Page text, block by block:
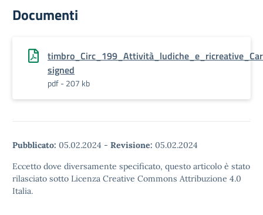
Documenti
signed
pdf - 207 kb
Pubblicato: 05.02.2024 - Revisione: 05.02.2024
Eccetto dove diversamente specificato, questo articolo è stato
rilasciato sotto Licenza Creative Commons Attribuzione 4.0
Italia.